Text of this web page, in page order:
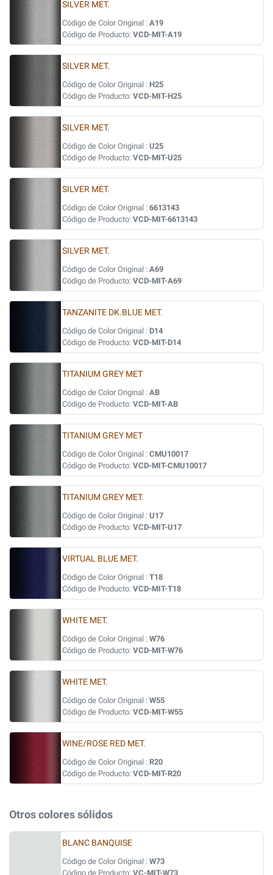
SILVER MET.
Código de Color Original : A19
Código de Producto: VCD-MIT-A19
SILVER MET.
Código de Color Original : H25
Código de Producto: VCD-MIT-H25
SILVER MET.
Código de Color Original : U25
Código de Producto: VCD-MIT-U25
SILVER MET.
Código de Color Original : 6613143
Código de Producto: VCD-MIT-6613143
SILVER MET.
Código de Color Original : A69
Código de Producto: VCD-MIT-A69
TANZANITE DK.BLUE MET.
Código de Color Original : D14
Código de Producto: VCD-MIT-D14
TITANIUM GREY MET
Código de Color Original : AB
Código de Producto: VCD-MIT-AB
TITANIUM GREY MET
Código de Color Original : CMU10017
Código de Producto: VCD-MIT-CMU10017
TITANIUM GREY MET.
Código de Color Original : U17
Código de Producto: VCD-MIT-U17
VIRTUAL BLUE MET.
Código de Color Original : T18
Código de Producto: VCD-MIT-T18
WHITE MET.
Código de Color Original : W76
Código de Producto: VCD-MIT-W76
WHITE MET.
Código de Color Original : W55
Código de Producto: VCD-MIT-W55
WINE/ROSE RED MET.
Código de Color Original : R20
Código de Producto: VCD-MIT-R20
Otros colores sólidos
BLANC BANQUISE
Código de Color Original : W73
Código de Producto: VC-MIT-W73